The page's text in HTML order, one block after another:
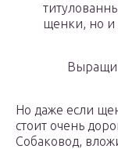
щенки, но и
Но даже если
стоит очень
Собаковод,